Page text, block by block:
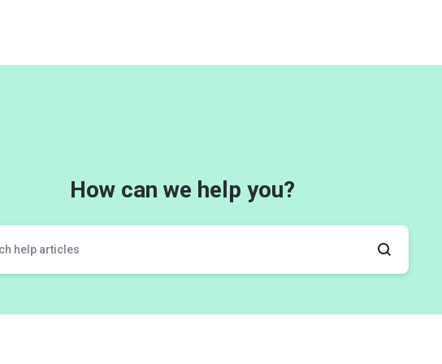
How can we help you?